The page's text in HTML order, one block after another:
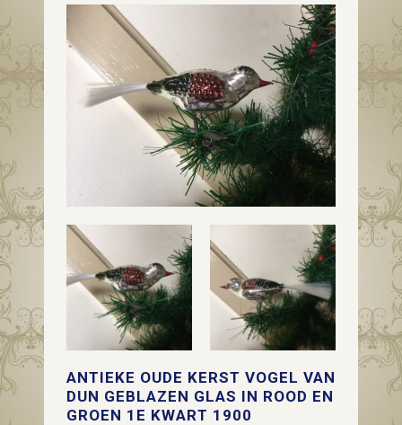
ANTIEKE OUDE KERST VOGEL VAN
DUN GEBLAZEN GLAS IN ROOD EN
GROEN 1E KWART 1900